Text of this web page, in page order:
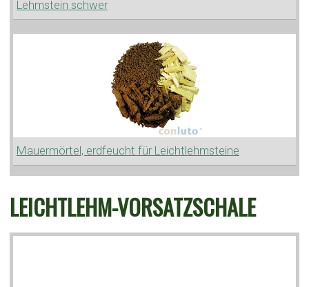
Lehmstein schwer
Mauermörtel, erdfeucht für Leichtlehmsteine
LEICHTLEHM-VORSATZSCHALE